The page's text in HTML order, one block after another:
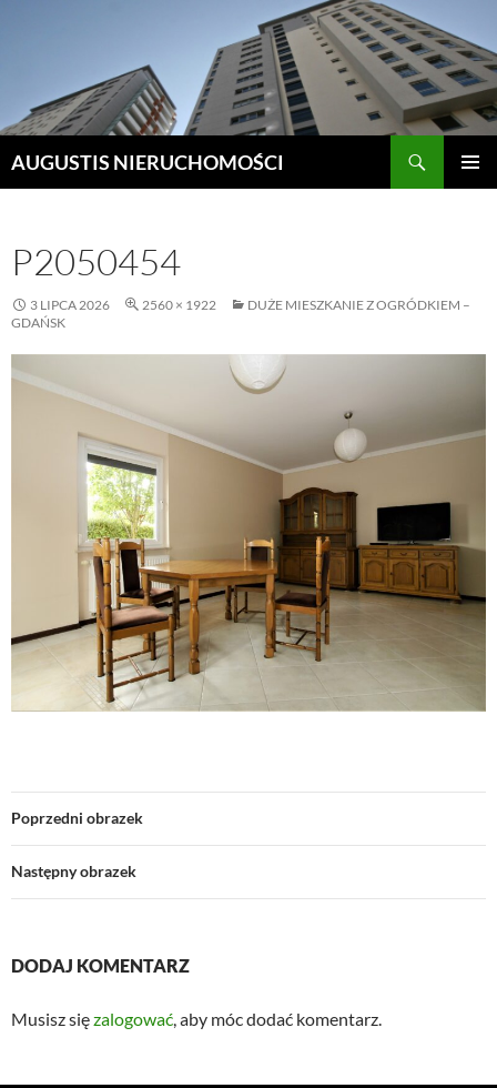
AUGUSTIS NIERUCHOMOŚCI
P2050454
3 LIPCA 2026 2560 × 1922
DUŻE MIESZKANIE Z OGRÓDKIEM –
GDAŃSK
Poprzedni obrazek
Następny obrazek
DODAJ KOMENTARZ
Musisz sięzalogować , aby móc dodać komentarz.